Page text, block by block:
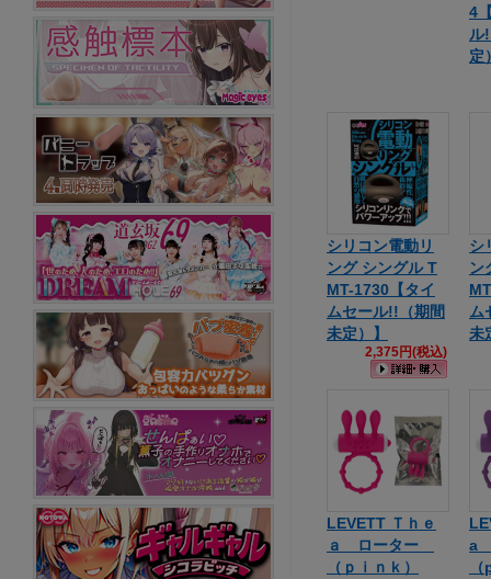
4
ル
定
シリコン電動リ
ング シングル T
MT-1730【タイ
ムセール!!（期間
未定）】
2,375円(税込)
シ
ン
ム
未
LEVETT Ｔｈｅ
ａ ローター
（ｐｉｎｋ）
a